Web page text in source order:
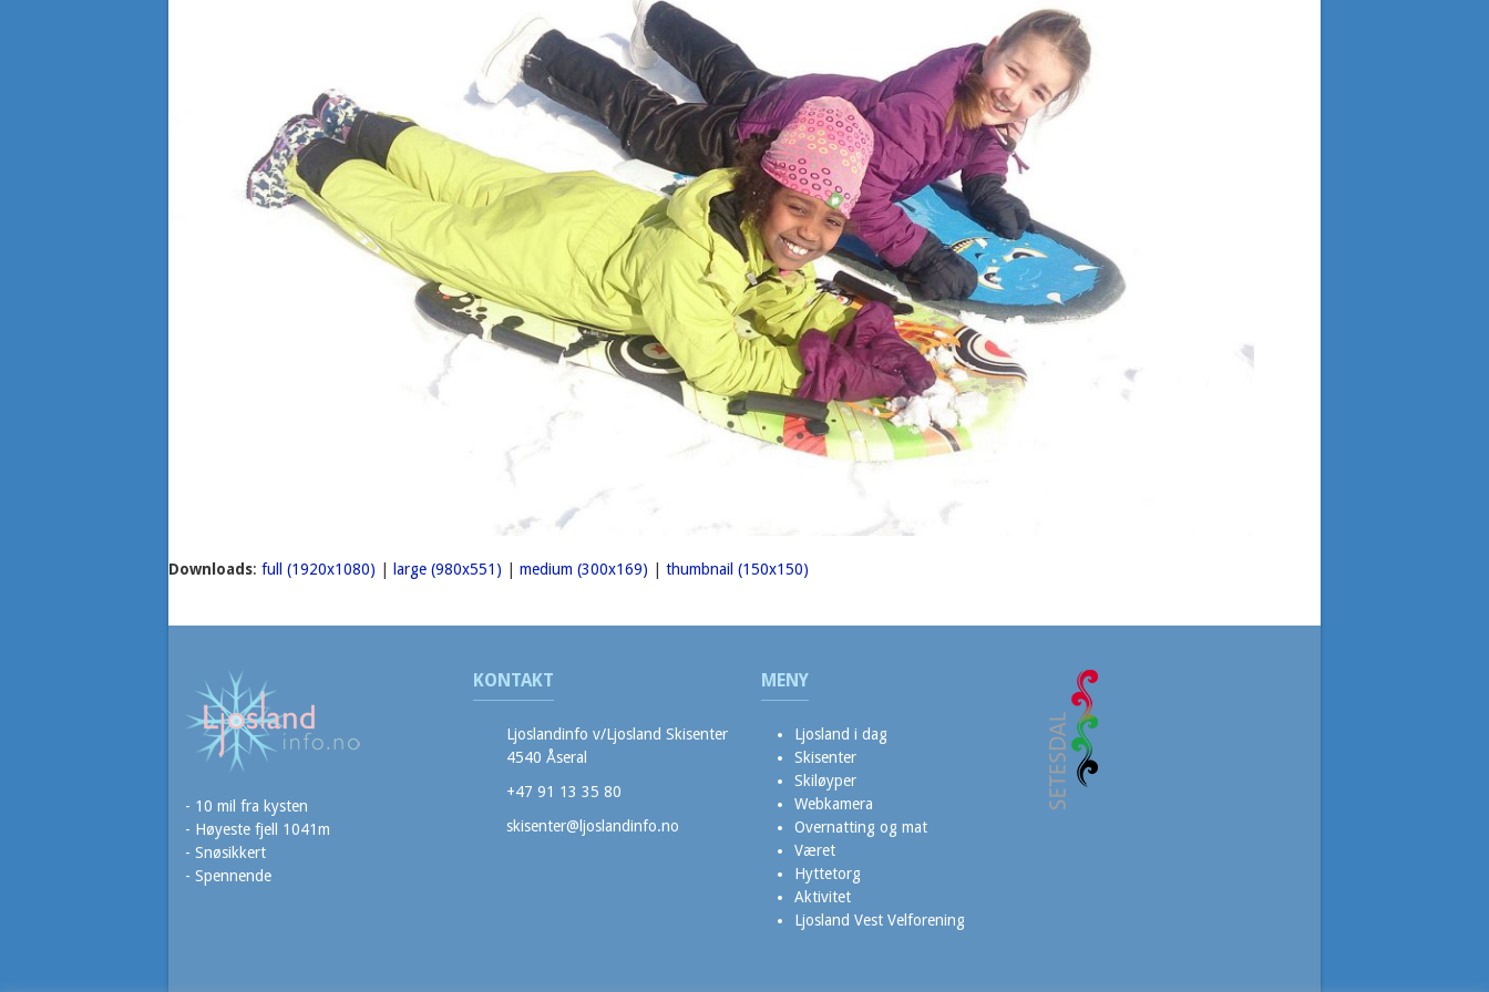
Downloads: full (1920x1080) large (980x551) medium (300x169) thumbnail (150x150)
- 10 mil fra kysten
- Høyeste fjell 1041m
- Snøsikkert
- Spennende
KONTAKT
Ljoslandinfo v/Ljosland Skisenter
4540 Åseral
+47 91 13 35 80
skisenter@ljoslandinfo.no
MENY
Ljosland i dag
Skisenter
Skiløyper
Webkamera
Overnatting og mat
Været
Hyttetorg
Aktivitet
Ljosland Vest Velforening